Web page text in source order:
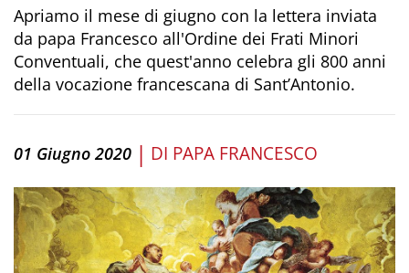
Apriamo il mese di giugno con la lettera inviata
da papa Francesco all'Ordine dei Frati Minori
Conventuali, che quest'anno celebra gli 800 anni
della vocazione francescana di Sant’Antonio.
01 Giugno 2020 | DI PAPA FRANCESCO